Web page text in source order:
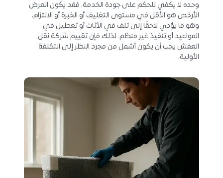
وحده لا يكفي للحكم على جودة الخدمة. فقد يكون العرض
الأرخص هو الأقل في مستوى التغليف أو الخبرة أو الالتزام،
وهو ما يؤدي لاحقًا إلى تلف في الأثاث أو تعطيل في
المواعيد أو تنفيذ غير منظم. لذلك فإن تقييم شركة نقل
العفش يجب أن يكون أشمل من مجرد النظر إلى التكلفة
الأولية.